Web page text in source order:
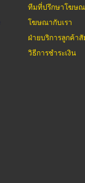
ทีมที่ปรึกษาโฆษ
โฆษณากับเรา
ฝ่ายบริการลูกค้า
วิธีการชำระเงิน